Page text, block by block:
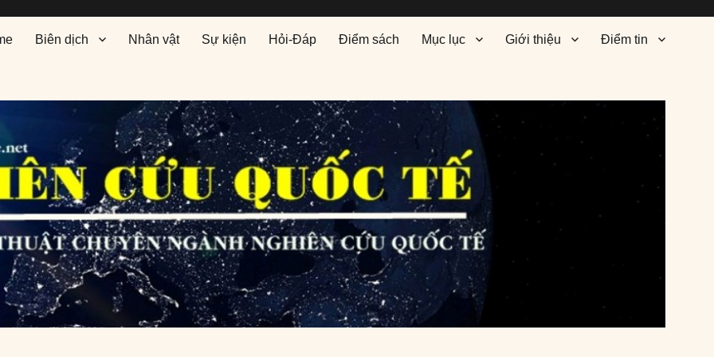
Biên dịch Nhân vật Sự kiện Hỏi-Đáp Điểm sách Mục lục Giới thiệu Điểm tin